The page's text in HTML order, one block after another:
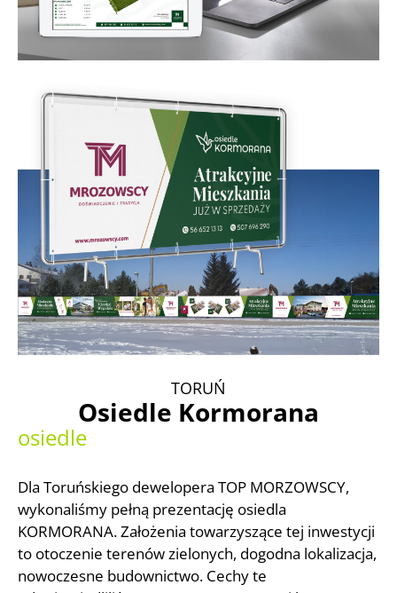
TORUŃ
Osiedle Kormorana
osiedle
Dla Toruńskiego dewelopera TOP MORZOWSCY,
wykonaliśmy pełną prezentację osiedla
KORMORANA. Założenia towarzyszące tej inwestycji
to otoczenie terenów zielonych, dogodna lokalizacja,
nowoczesne budownictwo. Cechy te